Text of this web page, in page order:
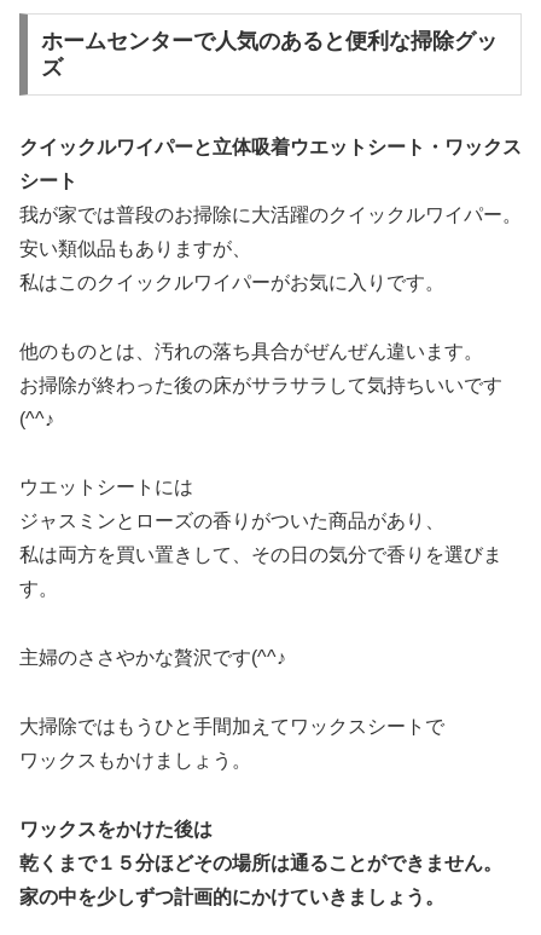
ホームセンターで人気のあると便利な掃除グッ
ズ
クイックルワイパーと立体吸着ウエットシート・ワックス
シート
我が家では普段のお掃除に大活躍のクイックルワイパー。
安い類似品もありますが、
私はこのクイックルワイパーがお気に入りです。
他のものとは、汚れの落ち具合がぜんぜん違います。
お掃除が終わった後の床がサラサラして気持ちいいです
(^^♪
ウエットシートには
ジャスミンとローズの香りがついた商品があり、
私は両方を買い置きして、その日の気分で香りを選びま
す。
主婦のささやかな贅沢です(^^♪
大掃除ではもうひと手間加えてワックスシートで
ワックスもかけましょう。
ワックスをかけた後は
乾くまで１５分ほどその場所は通ることができません。
家の中を少しずつ計画的にかけていきましょう。